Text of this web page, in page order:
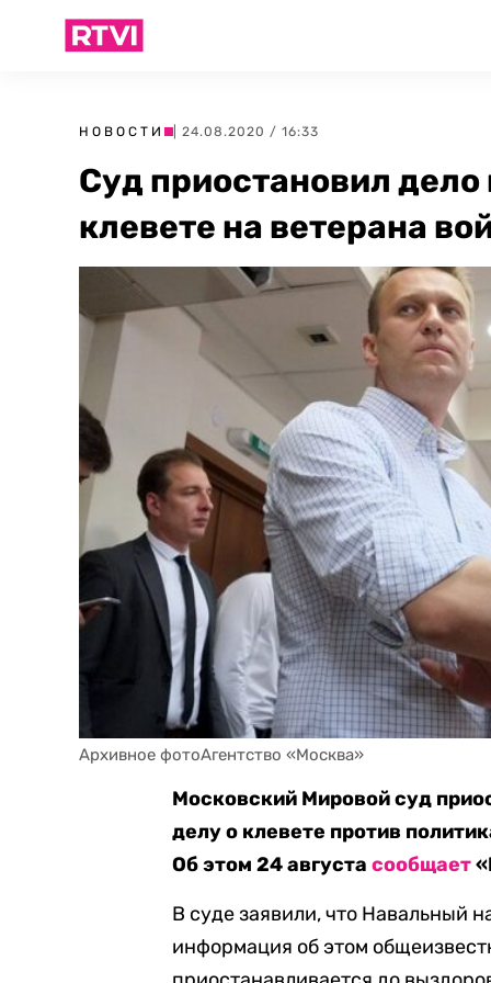
НОВОСТИ | 24.08.2020 / 16:33
Суд приостановил дело
клевете на ветерана
Архивное фотоАгентство «Москва»
Московский Мировой суд
делу о клевете против
Об этом 24 августасообщает
В суде заявили, что Навальный
информация об этом